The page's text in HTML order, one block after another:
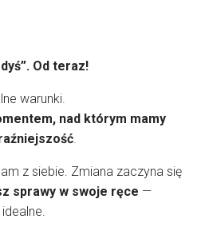
Od teraz!
warunki.
nad którym mamy
.
z siebie. Zmiana zaczyna się
sprawy w swoje ręce —